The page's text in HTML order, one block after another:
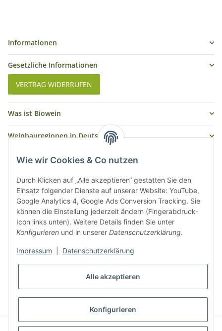
Wie wir Cookies & Co nutzen
Durch Klicken auf „Alle akzeptieren“ gestatten Sie den
Einsatz folgender Dienste auf unserer Website: YouTube,
Google Analytics 4, Google Ads Conversion Tracking. Sie
können die Einstellung jederzeit ändern (Fingerabdruck-
Icon links unten). Weitere Details finden Sie unter
Konfigurieren und in unserer Datenschutzerklärung.
Impressum Datenschutzerklärung
Alle akzeptieren
Konfigurieren
Informationen
Gesetzliche Informationen
VERTRAG WIDERRUFEN
Was ist Biowein
Weinbauregionen in Deutschland
Weinbauregionen und Weinbaugebiete in Österreich
Weiße Rebsorten
Rote Rebsorten
© biowein-erlesen.de